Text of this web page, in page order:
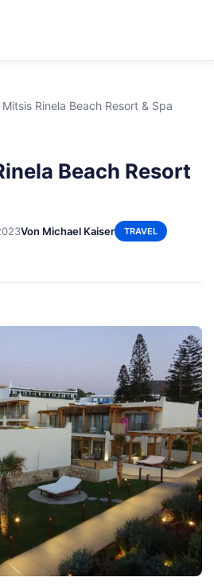
Rinela Beach Resort & Spa
Beach Resort
Von Michael Kaiser TRAVEL